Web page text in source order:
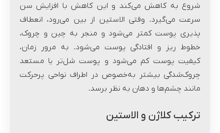
شروع به کاهش می‌کند و این کاهش با افزایش سن
سرعت می‌گیرد. وقتی الاستین از بین می‌رود، انعطاف
پذیری پوست کمتر می‌شود و منجر به چین و چروک،
خطوط ریز و افتادگی پوست می‌شود. به مرور زمان،
کیفیت پوست کم می‌شود و پوست شل‌تر یا مستعد
چروک‌شدگی بیشتر به‌خصوص در اطراف نواحی پرحرکت
مانند چشم‌ها و دهان به نظر برسد.
ترکیب کلاژن و الاستین